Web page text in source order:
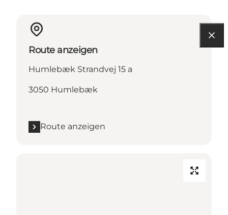
Route anzeigen
Humlebæk Strandvej 15 a
3050 Humlebæk
Route anzeigen